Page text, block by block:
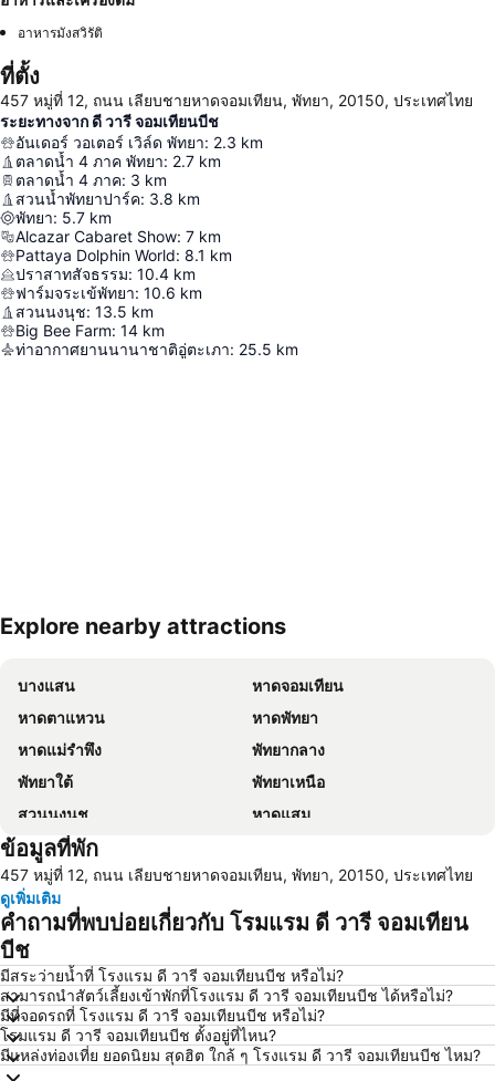
อาหารมังสวิรัติ
ที่ตั้ง
457 หมู่ที่ 12, ถนน เลียบชายหาดจอมเทียน, พัทยา, 20150, ประเทศไทย
ระยะทางจาก ดี วารี จอมเทียนบีช
อันเดอร์ วอเตอร์ เวิล์ด พัทยา: 2.3 km
ตลาดน้ำ 4 ภาค พัทยา: 2.7 km
ตลาดน้ำ 4 ภาค: 3 km
สวนน้ำพัทยาปาร์ค: 3.8 km
พัทยา: 5.7 km
Alcazar Cabaret Show: 7 km
Pattaya Dolphin World: 8.1 km
ปราสาทสัจธรรม: 10.4 km
ฟาร์มจระเข้พัทยา: 10.6 km
สวนนงนุช: 13.5 km
Big Bee Farm: 14 km
ท่าอากาศยานนานาชาติอู่ตะเภา: 25.5 km
Explore nearby attractions
บางแสน
หาดจอมเทียน
หาดตาแหวน
หาดพัทยา
หาดแม่รำพึง
พัทยากลาง
พัทยาใต้
พัทยาเหนือ
สวนนงนุช
หาดแสม
เขาพระใหญ่
ถนนคนเดิน
แสมสาร
หาดนวล
สนามบินนานาชาติอู่ตะเภา
CentralFestival Pattaya Beach
ท่าเรือแหลมฉบัง
สวนเสือศรีราชา
บิ๊กซี เอ็กซ์ตร้า พัทยา3
สถานีรถไฟพัทยา
อนุสาวรีย์กรมหลวงชุมพรเขตอุดมศักดิ์
Bali Hai Pier
พีระเซอร์กิต
Pattaya Floating Market
ข้อมูลที่พัก
457 หมู่ที่ 12, ถนน เลียบชายหาดจอมเทียน, พัทยา, 20150, ประเทศไทย
ดูเพิ่มเติม
คำถามที่พบบ่อยเกี่ยวกับ โรมแรม ดี วารี จอมเทียน
บีช
มีสระว่ายน้ำที่ โรงแรม ดี วารี จอมเทียนบีช หรือไม่?
สามารถนำสัตว์เลี้ยงเข้าพักที่โรงแรม ดี วารี จอมเทียนบีช ได้หรือไม่?
มีที่จอดรถที่ โรงแรม ดี วารี จอมเทียนบีช หรือไม่?
โรมแรม ดี วารี จอมเทียนบีช ตั้งอยู่ที่ไหน?
มีแหล่งท่องเที่ย ยอดนิยม สุดฮิต ใกล้ ๆ โรงแรม ดี วารี จอมเทียนบีช ไหม?